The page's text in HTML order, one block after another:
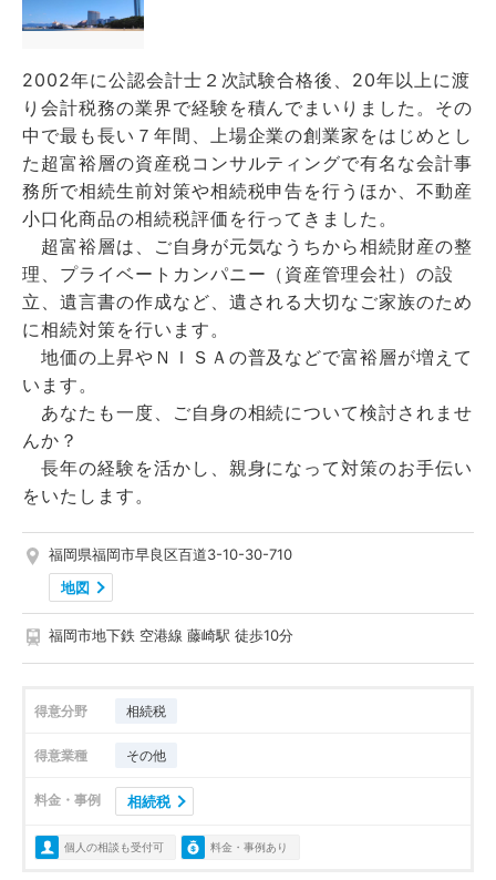
2002年に公認会計士２次試験合格後、20年以上に渡
り会計税務の業界で経験を積んでまいりました。その
中で最も長い７年間、上場企業の創業家をはじめとし
た超富裕層の資産税コンサルティングで有名な会計事
務所で相続生前対策や相続税申告を行うほか、不動産
小口化商品の相続税評価を行ってきました。
超富裕層は、ご自身が元気なうちから相続財産の整
理、プライベートカンパニー（資産管理会社）の設
立、遺言書の作成など、遺される大切なご家族のため
に相続対策を行います。
地価の上昇やＮＩＳＡの普及などで富裕層が増えて
います。
あなたも一度、ご自身の相続について検討されませ
んか？
長年の経験を活かし、親身になって対策のお手伝い
をいたします。
福岡県福岡市早良区百道3-10-30-710
地図
福岡市地下鉄 空港線 藤崎駅 徒歩10分
得意分野 相続税
得意業種 その他
料金・事例 相続税
個人の相談も受付可 料金・事例あり